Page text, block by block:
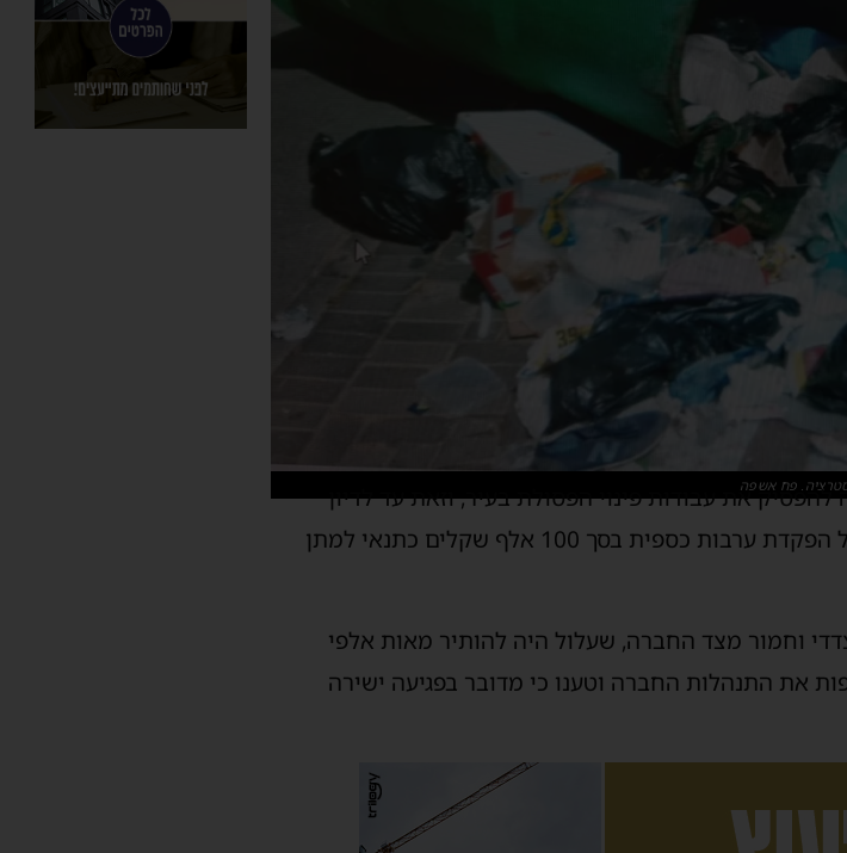
פח אשפה
את עבודות פינוי הפסולת בעיר, וזאת עד לדיון
שנקבע ליום ראשון, 7 ביוני. בנוסף הורתה השופטת על הפקדת ערבות כספית בסך 100 אלף שקלים כתנאי למתן
וחמור מצד החברה, שעלול היה להותיר מאות אלפי
את התנהלות החברה וטענו כי מדובר בפגיעה ישירה